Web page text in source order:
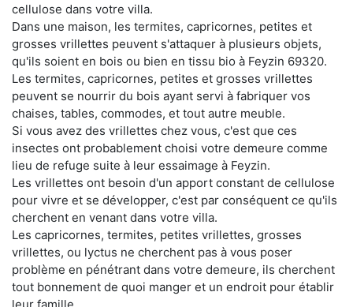
cellulose dans votre villa.
Dans une maison, les termites, capricornes, petites et
grosses vrillettes peuvent s'attaquer à plusieurs objets,
qu'ils soient en bois ou bien en tissu bio à Feyzin 69320.
Les termites, capricornes, petites et grosses vrillettes
peuvent se nourrir du bois ayant servi à fabriquer vos
chaises, tables, commodes, et tout autre meuble.
Si vous avez des vrillettes chez vous, c'est que ces
insectes ont probablement choisi votre demeure comme
lieu de refuge suite à leur essaimage à Feyzin.
Les vrillettes ont besoin d'un apport constant de cellulose
pour vivre et se développer, c'est par conséquent ce qu'ils
cherchent en venant dans votre villa.
Les capricornes, termites, petites vrillettes, grosses
vrillettes, ou lyctus ne cherchent pas à vous poser
problème en pénétrant dans votre demeure, ils cherchent
tout bonnement de quoi manger et un endroit pour établir